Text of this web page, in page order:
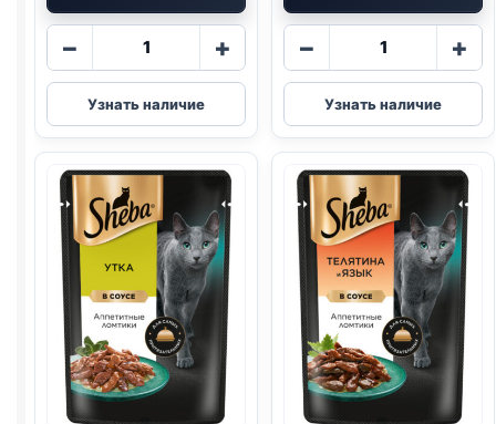
−
Количество
Sheba
(КРОЛИК)
в
желе
+
Узнать наличие
−
Количество
Sheba
(ГОВЯДИНА)
паштет
в
75г
+
Узнать наличие